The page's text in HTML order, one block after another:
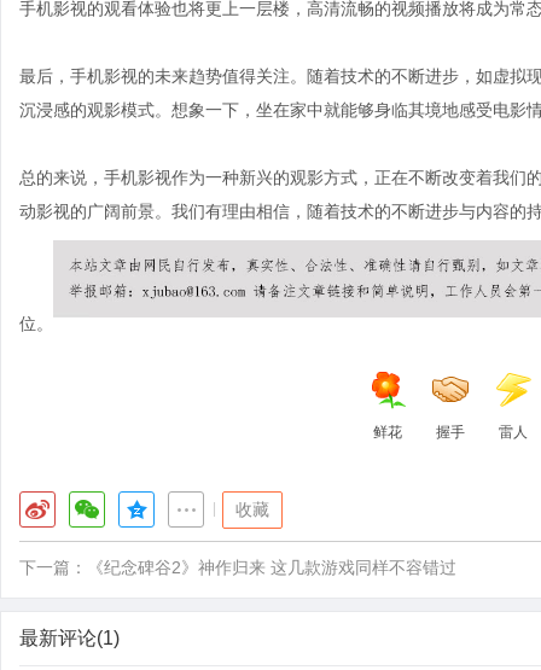
手机影视的观看体验也将更上一层楼，高清流畅的视频播放将成为常
最后，手机影视的未来趋势值得关注。随着技术的不断进步，如虚拟
沉浸感的观影模式。想象一下，坐在家中就能够身临其境地感受电影
总的来说，手机影视作为一种新兴的观影方式，正在不断改变着我
动影视的广阔前景。我们有理由相信，随着技术的不断进步与内容的
位。
鲜花 握手 雷人
收藏
下一篇： 《纪念碑谷2》神作归来 这几款游戏同样不容错过
最新评论(1)